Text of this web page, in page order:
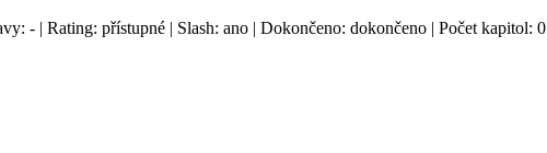
- | Rating: přístupné | Slash: ano | Dokončeno: dokončeno | Počet kapitol: 0